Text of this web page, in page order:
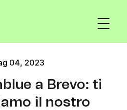
04, 2023
a Brevo: ti
il nostro